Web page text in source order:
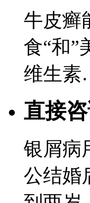
牛皮癣
食“和”
维生
直接
银屑病
公结婚